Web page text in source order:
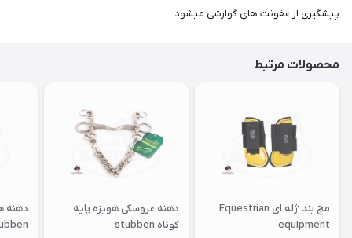
پیشگیری از عفونت های گوارشی میشود.
محصولات مرتبط
مچ بند ژله ای Equestrian
equipment
دهنه عروسکی هویزه پایه
کوتاه stubben
دهنه